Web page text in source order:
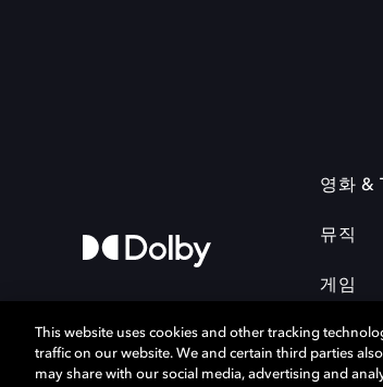
영화 &
뮤직
게임
This website uses cookies and other tracking
traffic on our website. We and certain third parties
may share with our social media, advertising and